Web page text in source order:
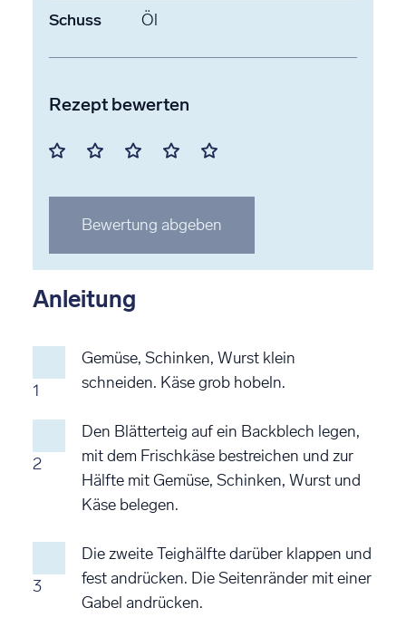
Schuss Öl
Rezept bewerten
Mit
Stern
bewerten
Mit
Stern
bewerten
Mit
Stern
bewerten
Mit
Stern
bewerten
Mit
Stern
bewerten
Bewertung abgeben
Anleitung
1
Gemüse, Schinken, Wurst klein
schneiden. Käse grob hobeln.
2
Den Blätterteig auf ein Backblech legen,
mit dem Frischkäse bestreichen und zur
Hälfte mit Gemüse, Schinken, Wurst und
Käse belegen.
3
Die zweite Teighälfte darüber klappen und
fest andrücken. Die Seitenränder mit einer
Gabel andrücken.